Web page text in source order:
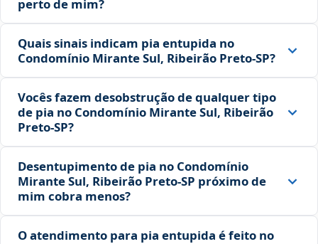
perto de mim?
Quais sinais indicam pia entupida no
Condomínio Mirante Sul, Ribeirão Preto‑SP?
Vocês fazem desobstrução de qualquer tipo
de pia no Condomínio Mirante Sul, Ribeirão
Preto‑SP?
Desentupimento de pia no Condomínio
Mirante Sul, Ribeirão Preto‑SP próximo de
mim cobra menos?
O atendimento para pia entupida é feito no